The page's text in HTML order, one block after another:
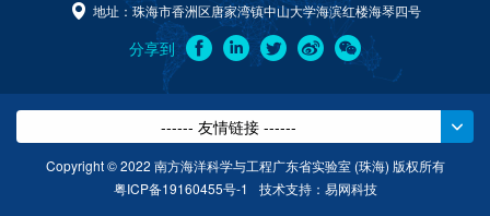
地址：珠海市香洲区唐家湾镇中山大学海滨红楼海琴四号
分享到
------ 友情链接 ------
Copyright © 2022 南方海洋科学与工程广东省实验室 (珠海) 版权所有
粤ICP备19160455号-1
技术支持： 易网科技